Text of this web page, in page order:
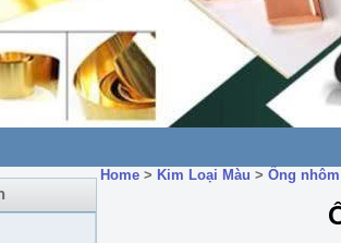
Home > Kim Loại Màu > Ống nhôm